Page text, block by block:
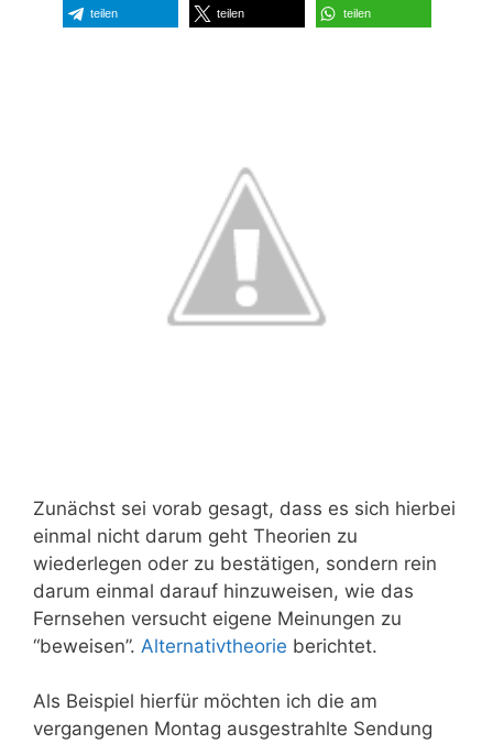
teilen teilen teilen
Zunächst sei vorab gesagt, dass es sich hierbei
einmal nicht darum geht Theorien zu
wiederlegen oder zu bestätigen, sondern rein
darum einmal darauf hinzuweisen, wie das
Fernsehen versucht eigene Meinungen zu
“beweisen”. Alternativtheorie berichtet.
Als Beispiel hierfür möchten ich die am
vergangenen Montag ausgestrahlte Sendung